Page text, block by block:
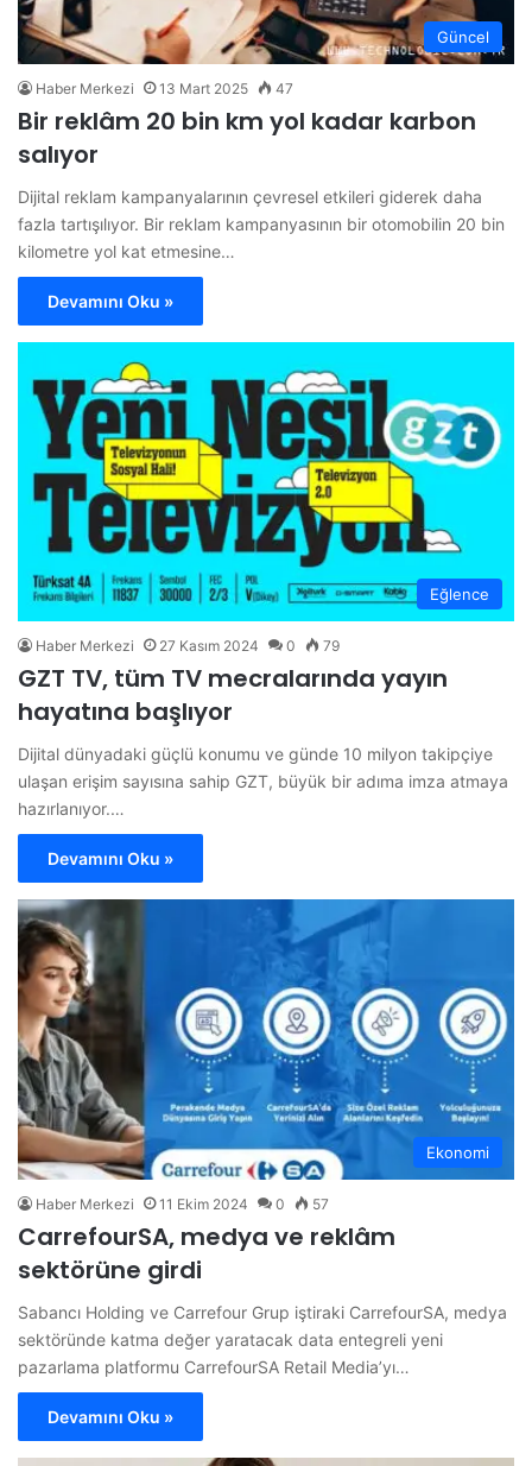
Güncel
Haber Merkezi 13 Mart 2025 47
Bir reklâm 20 bin km yol kadar karbon
salıyor
Dijital reklam kampanyalarının çevresel etkileri giderek daha
fazla tartışılıyor. Bir reklam kampanyasının bir otomobilin 20 bin
kilometre yol kat etmesine…
Devamını Oku »
Eğlence
Haber Merkezi 27 Kasım 2024 0 79
GZT TV, tüm TV mecralarında yayın
hayatına başlıyor
Dijital dünyadaki güçlü konumu ve günde 10 milyon takipçiye
ulaşan erişim sayısına sahip GZT, büyük bir adıma imza atmaya
hazırlanıyor.…
Devamını Oku »
Ekonomi
Haber Merkezi 11 Ekim 2024 0 57
CarrefourSA, medya ve reklâm
sektörüne girdi
Sabancı Holding ve Carrefour Grup iştiraki CarrefourSA, medya
sektöründe katma değer yaratacak data entegreli yeni
pazarlama platformu CarrefourSA Retail Media’yı…
Devamını Oku »